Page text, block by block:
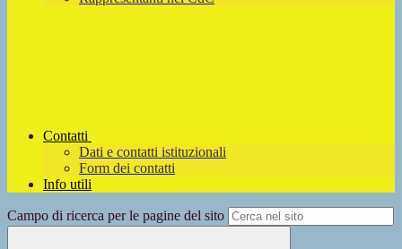
Contatti
Dati e contatti istituzionali
Form dei contatti
Info utili
Campo di ricerca per le pagine del sito